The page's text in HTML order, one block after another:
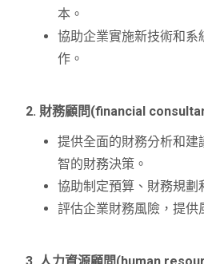
本。
協助企業實施新技術和系
作。
2. 財務顧問(financial
提供全面的財務分析和建
智的財務決策。
協助制定預算、財務規劃
評估企業財務風險，提供